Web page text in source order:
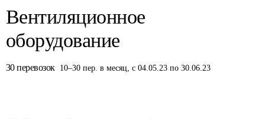
Вентиляционное
оборудование
30 перевозок 10–30 пер. в месяц, с 04.05.23 по 30.06.23